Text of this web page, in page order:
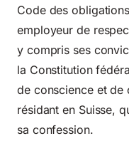
Code des
employeur de
y compris ses
la Constitution
de conscience et de
résidant en Suisse,
sa confession.